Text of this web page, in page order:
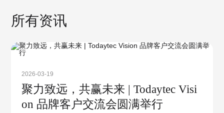
所有资讯
2026-03-19
聚力致远，共赢未来 | Todaytec Visi
on 品牌客户交流会圆满举行